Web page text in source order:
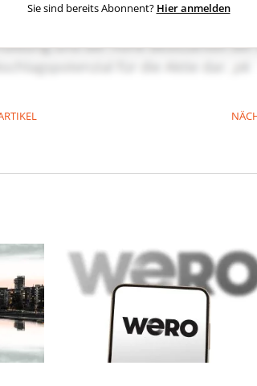
Sie sind bereits Abonnent? Hier anmelden